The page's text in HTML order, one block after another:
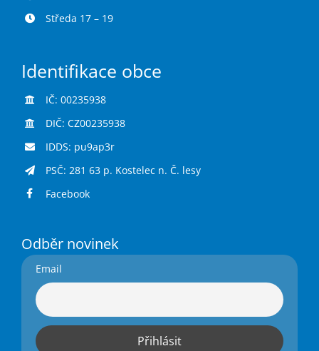
Středa 17 – 19
Identifikace obce
IČ: 00235938
DIČ: CZ00235938
IDDS: pu9ap3r
PSČ: 281 63 p. Kostelec n. Č. lesy
Facebook
Odběr novinek
Email